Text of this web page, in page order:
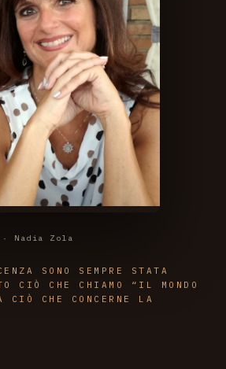
· Nadia Zola
SONO SEMPRE STATA
CIÒ CHE CHIAMO “IL MONDO
CHE CONCERNE LA